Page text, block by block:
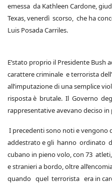
emessa da Kathleen Cardone,
Texas, venerdì scorso, che ha
Luis Posada Carriles.
E’stato proprio il Presidente
carattere criminale e terrorista
all’imputazione di una semplice
risposta è brutale. Il Governo
rappresentative avevano deciso
I precedenti sono noti e vengono
addestrato e gli hanno ordinato
cubano in pieno volo, con 73
e stranieri a bordo, oltre
quando quel terrorista era in